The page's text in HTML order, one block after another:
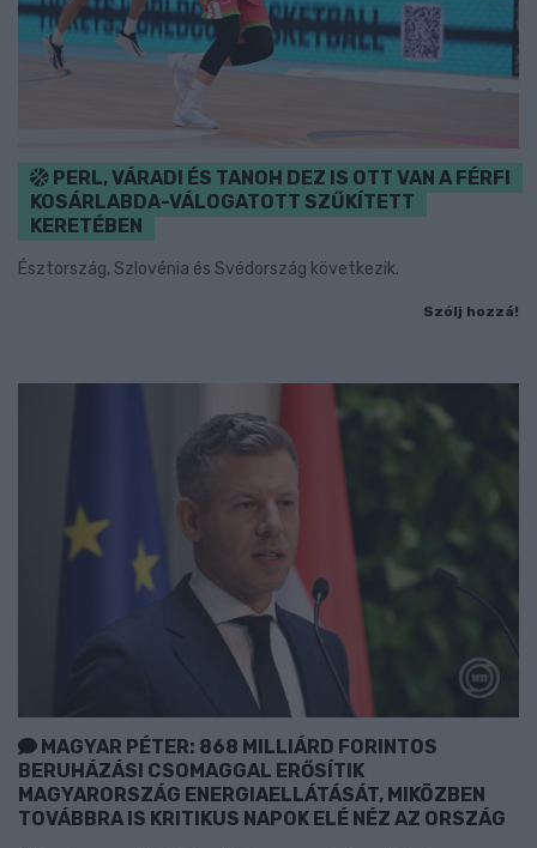
PERL, VÁRADI ÉS TANOH DEZ IS OTT VAN A FÉRFI
KOSÁRLABDA-VÁLOGATOTT SZŰKÍTETT
KERETÉBEN
Észtország, Szlovénia és Svédország következik.
Szólj hozzá!
MAGYAR PÉTER: 868 MILLIÁRD FORINTOS
BERUHÁZÁSI CSOMAGGAL ERŐSÍTIK
MAGYARORSZÁG ENERGIAELLÁTÁSÁT, MIKÖZBEN
TOVÁBBRA IS KRITIKUS NAPOK ELÉ NÉZ AZ ORSZÁG